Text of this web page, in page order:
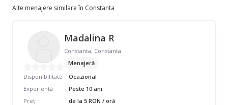
Alte menajere similare în Constanta
Madalina R
Constanta, Constanta
Menajeră
Disponibilitate
Ocazional
Experiență
Peste 10 ani
Preț
de la 5 RON / oră